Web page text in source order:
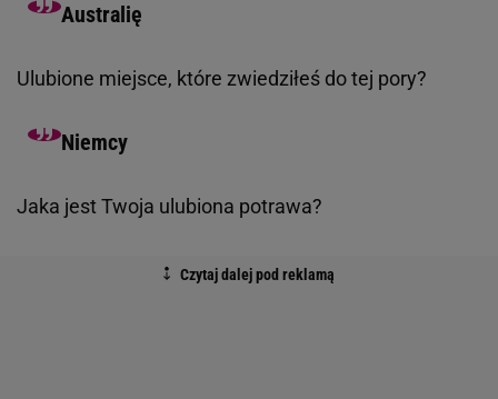
Australię
Ulubione miejsce, które zwiedziłeś do tej pory?
Niemcy
Jaka jest Twoja ulubiona potrawa?